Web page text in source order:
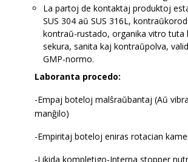
La partoj de kontaktaj produktoj
SUS 304 aŭ SUS 316L,
kontraŭ-rustado, organika vitro tuta
sekura, sanita kaj kontraŭpolva,
GMP-normo.
Laboranta procedo:
-Empaj boteloj malŝraŭbantaj (Aŭ
manĝilo)
-Empiritaj boteloj eniras rotacian
-Likida kompletigo-Interna stopper